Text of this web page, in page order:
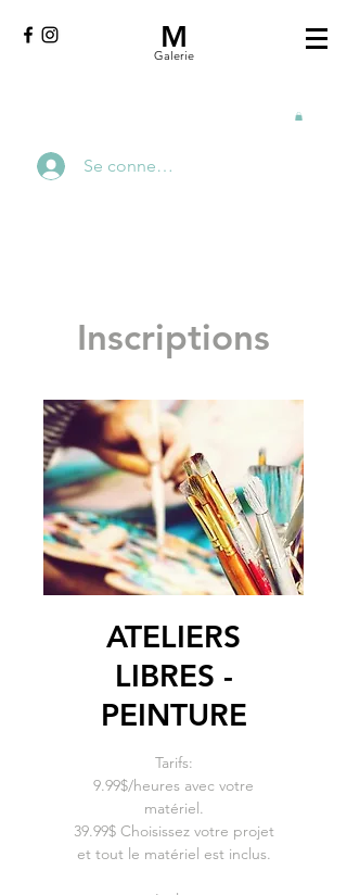
M
Galerie
Se connecter
Inscriptions
ATELIERS
LIBRES -
PEINTURE
Tarifs:
9.99$/heures avec votre
matériel.
39.99$ Choisissez votre projet
et tout le matériel est inclus.